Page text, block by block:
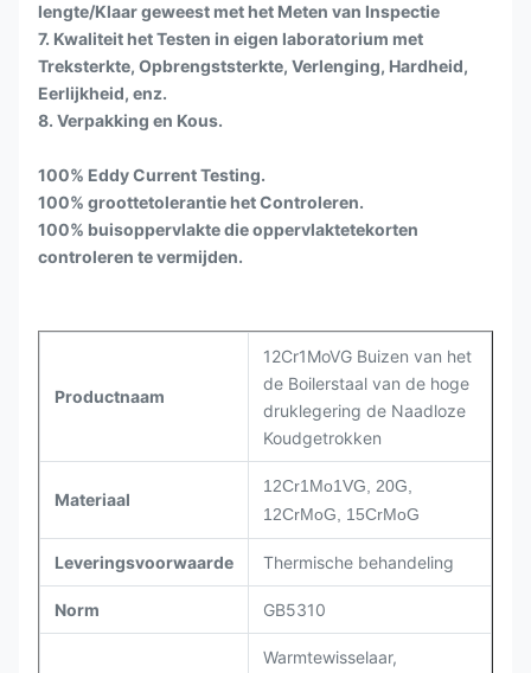
lengte/Klaar geweest met het Meten van Inspectie
7. Kwaliteit het Testen in eigen laboratorium met
Treksterkte, Opbrengststerkte, Verlenging, Hardheid,
Eerlijkheid, enz.
8. Verpakking en Kous.
100% Eddy Current Testing.
100% groottetolerantie het Controleren.
100% buisoppervlakte die oppervlaktetekorten
controleren te vermijden.
Productnaam
12Cr1MoVG Buizen van het
de Boilerstaal van de hoge
druklegering de Naadloze
Koudgetrokken
Materiaal
12Cr1Mo1VG, 20G,
12CrMoG, 15CrMoG
Leveringsvoorwaarde Thermische behandeling
Norm GB5310
Warmtewisselaar,